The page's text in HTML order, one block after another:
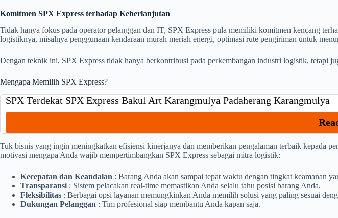
Komitmen SPX Express terhadap Keberlanjutan
Tidak hanya fokus pada operator pelanggan dan IT, SPX Express pula memiliki komitmen kencang
logistiknya, misalnya penggunaan kendaraan murah meriah energi, optimasi rute pengiriman untuk
Dengan teknik ini, SPX Express tidak hanya berkontribusi pada perkembangan industri logistik, tetapi
Mengapa Memilih SPX Express?
SPX Terdekat SPX Express Bakul Art Karangmulya Padaherang Karangmulya
Tuk bisnis yang ingin meningkatkan efisiensi kinerjanya dan memberikan pengalaman terbaik kepada
motivasi mengapa Anda wajib mempertimbangkan SPX Express sebagai mitra logistik:
Kecepatan dan Keandalan : Barang Anda akan sampai tepat waktu dengan tingkat keamanan
Transparansi : Sistem pelacakan real-time memastikan Anda selalu tahu posisi barang Anda.
Fleksibilitas : Berbagai opsi layanan memungkinkan Anda memilih solusi yang paling sesuai
Dukungan Pelanggan : Tim profesional siap membantu Anda kapan saja.